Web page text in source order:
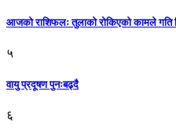
आजको राशिफलः तुलाकाे रोकिएको कामले गति
५
वायु प्रदूषण पुनःबढ्दै
६